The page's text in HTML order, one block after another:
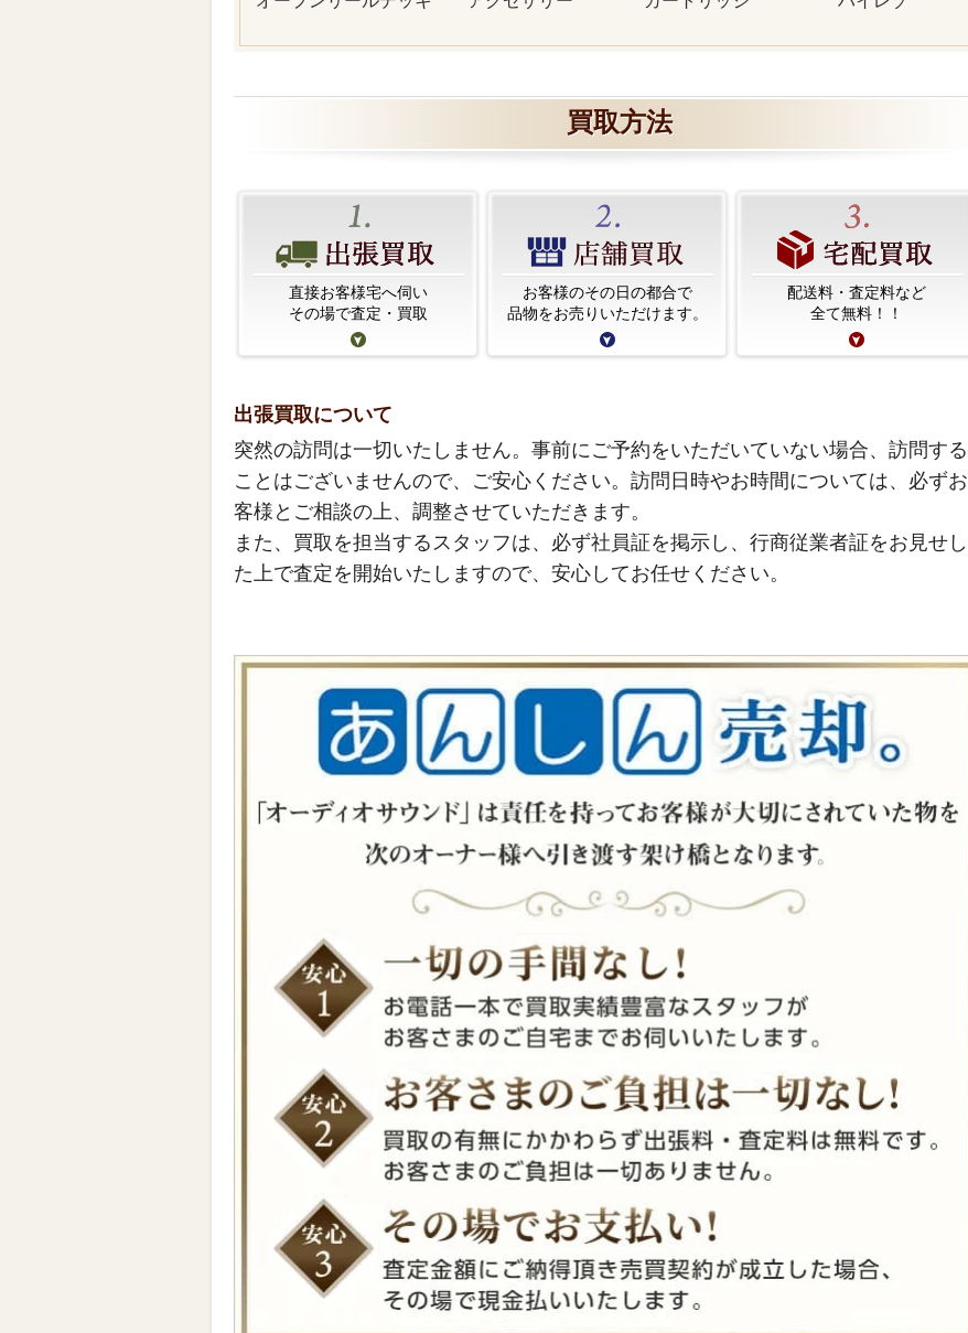
買取方法
直接お客様宅へ伺い
その場で査定・買取
お客様のその日の都合で
品物をお売りいただけます。
配送料・査定料など
全て無料！！
出張買取について
突然の訪問は一切いたしません。事前にご予約をいただいていない場合、訪問する
ことはございませんので、ご安心ください。訪問日時やお時間については、必ずお
客様とご相談の上、調整させていただきます。
また、買取を担当するスタッフは、必ず社員証を掲示し、行商従業者証をお見せし
た上で査定を開始いたしますので、安心してお任せください。